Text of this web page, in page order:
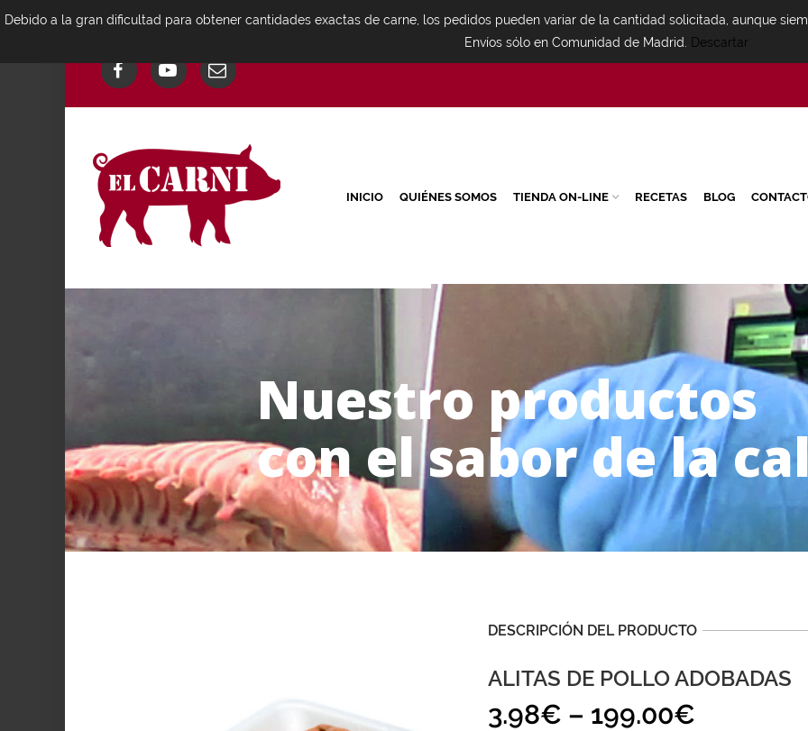
INICIO QUIÉNES SOMOS TIENDA ON-LINE RECETAS BLOG
Nuestro productos
con el sabor de la
DESCRIPCIÓN DEL PRODUCTO
ALITAS DE POLLO ADOBADAS
3.98€ – 199.00€
Debido a la gran dificultad para obtener cantidades exactas de carne, los pedidos pueden variar de la cantidad solicitada, aunque
Envíos sólo en Comunidad de Madrid.
Descartar